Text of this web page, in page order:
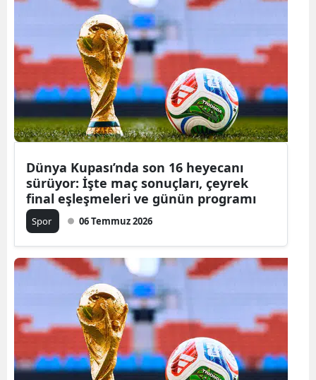
Dünya Kupası’nda son 16 heyecanı
sürüyor: İşte maç sonuçları, çeyrek
final eşleşmeleri ve günün programı
Spor 06 Temmuz 2026